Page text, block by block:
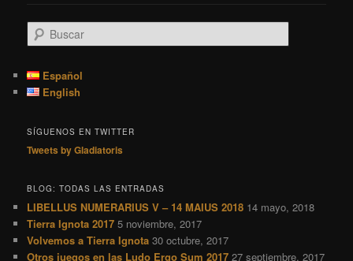
u
c
a
Español
English
SÍGUENOS EN TWITTER
Tweets by Gladiatoris
BLOG: TODAS LAS ENTRADAS
LIBELLUS NUMERARIUS V – 14 MAIUS 2018 14 mayo, 2018
Tierra Ignota 2017 5 noviembre, 2017
Volvemos a Tierra Ignota 30 octubre, 2017
Otros juegos en las Ludo Ergo Sum 2017 27 septiembre, 2017